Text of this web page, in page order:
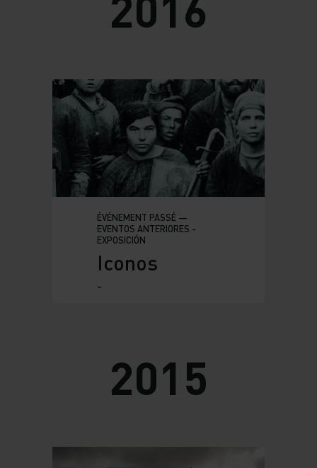
ÉVÉNEMENT PASSÉ —
EVENTOS ANTERIORES -
EXPOSICIÓN
Iconos
-
2015